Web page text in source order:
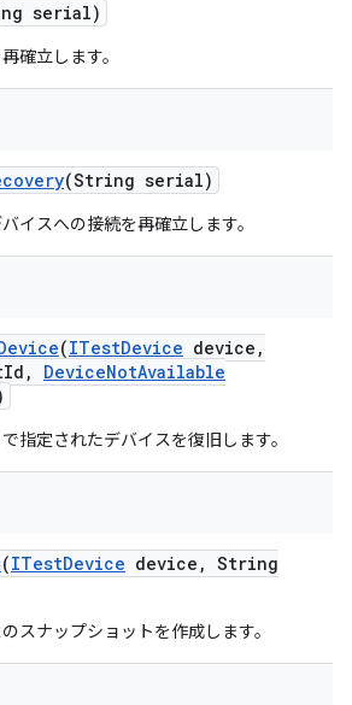
serial)
確立します。
(String serial)
イスへの接続を再確立します。
(ITestDevice device ,
Id , DeviceNotAvailable
指定されたデバイスを復旧します。
(ITestDevice device , String
スナップショットを作成します。